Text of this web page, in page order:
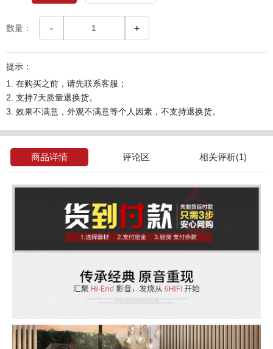
数量： - +
提示：
1. 在购买之前，请先联系客服；
2. 支持7天质量退换货。
3. 效果不满意，外观不满意等个人因素，不支持退换货。
商品详情 评论区 相关评析(1)